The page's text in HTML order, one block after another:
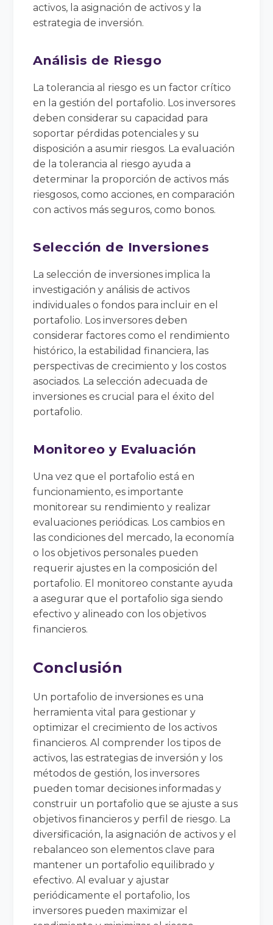
activos, la asignación de activos y la
estrategia de inversión.
Análisis de Riesgo
La tolerancia al riesgo es un factor crítico
en la gestión del portafolio. Los inversores
deben considerar su capacidad para
soportar pérdidas potenciales y su
disposición a asumir riesgos. La evaluación
de la tolerancia al riesgo ayuda a
determinar la proporción de activos más
riesgosos, como acciones, en comparación
con activos más seguros, como bonos.
Selección de Inversiones
La selección de inversiones implica la
investigación y análisis de activos
individuales o fondos para incluir en el
portafolio. Los inversores deben
considerar factores como el rendimiento
histórico, la estabilidad financiera, las
perspectivas de crecimiento y los costos
asociados. La selección adecuada de
inversiones es crucial para el éxito del
portafolio.
Monitoreo y Evaluación
Una vez que el portafolio está en
funcionamiento, es importante
monitorear su rendimiento y realizar
evaluaciones periódicas. Los cambios en
las condiciones del mercado, la economía
o los objetivos personales pueden
requerir ajustes en la composición del
portafolio. El monitoreo constante ayuda
a asegurar que el portafolio siga siendo
efectivo y alineado con los objetivos
financieros.
Conclusión
Un portafolio de inversiones es una
herramienta vital para gestionar y
optimizar el crecimiento de los activos
financieros. Al comprender los tipos de
activos, las estrategias de inversión y los
métodos de gestión, los inversores
pueden tomar decisiones informadas y
construir un portafolio que se ajuste a sus
objetivos financieros y perfil de riesgo. La
diversificación, la asignación de activos y el
rebalanceo son elementos clave para
mantener un portafolio equilibrado y
efectivo. Al evaluar y ajustar
periódicamente el portafolio, los
inversores pueden maximizar el